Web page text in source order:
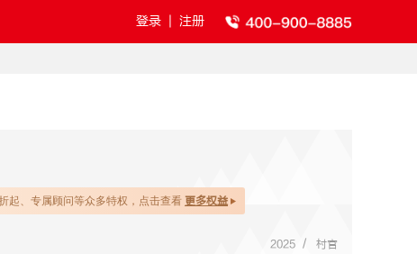
登录 注册
起、专属顾问等众多特权，点击查看 更多权益
2025 / 村官